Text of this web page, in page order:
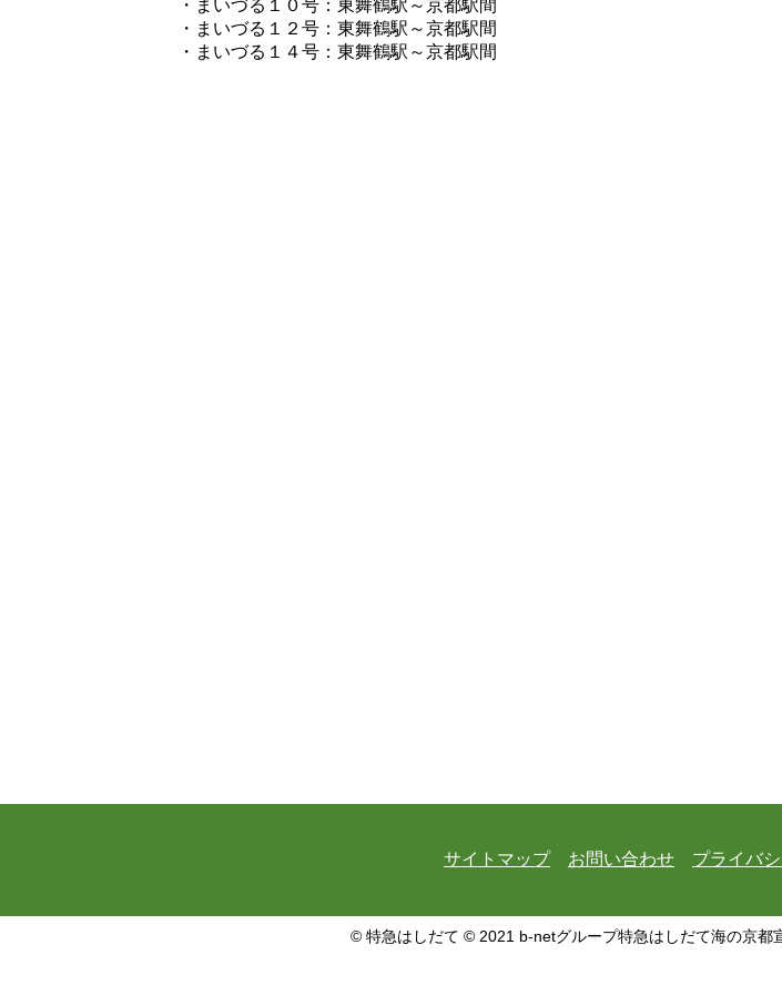
・まいづる１０号：東舞鶴駅～京都駅間
・まいづる１２号：東舞鶴駅～京都駅間
・まいづる１４号：東舞鶴駅～京都駅間
サイトマップ お問い合わせ プライバ
© 特急はしだて © 2021 b-netグループ特急はしだて海の京都